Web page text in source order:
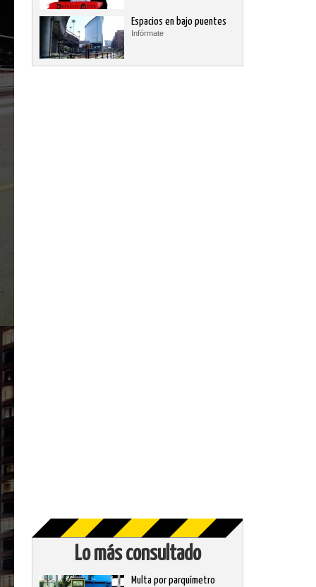
Espacios en bajo puentes
Infórmate
Lo más consultado
Multa por parquímetro